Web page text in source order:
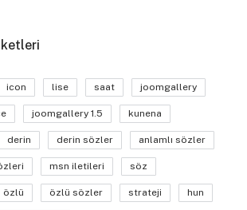
icon lise saat joomgallery
joomgallery 1.5 kunena
derin derin sözler anlamlı sözler
msn iletileri söz
özlü özlü sözler strateji hun